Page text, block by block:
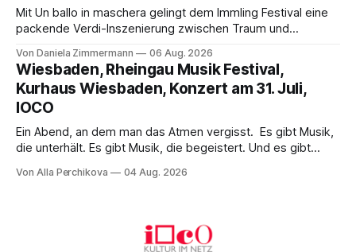
Mit Un ballo in maschera gelingt dem Immling Festival eine
packende Verdi-Inszenierung zwischen Traum und
psychologische Tiefe mit starken Bildern, getragen von
einem spielfreudigen Ensemble und einer musikalisch
überzeugenden Gesamtleistung.
Von Daniela Zimmermann 06 Aug. 2026
Wiesbaden, Rheingau Musik Festival,
Kurhaus Wiesbaden, Konzert am 31. Juli,
IOCO
Ein Abend, an dem man das Atmen vergisst. Es gibt Musik,
die unterhält. Es gibt Musik, die begeistert. Und es gibt
Genau so war der Abend im Kurhaus Wiesbaden, an dem
Von Alla Perchikova 04 Aug. 2026